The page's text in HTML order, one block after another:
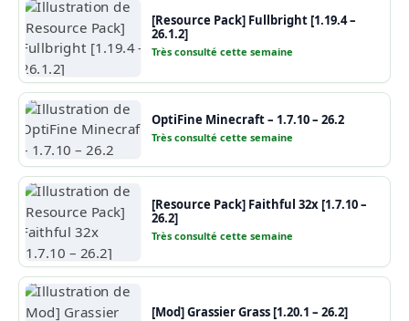
[Resource Pack] Fullbright [1.19.4 –
26.1.2]
Très consulté cette semaine
OptiFine Minecraft – 1.7.10 – 26.2
Très consulté cette semaine
[Resource Pack] Faithful 32x [1.7.10 –
26.2]
Très consulté cette semaine
[Mod] Grassier Grass [1.20.1 – 26.2]